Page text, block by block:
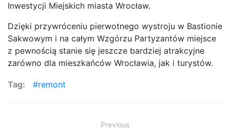
Inwestycji Miejskich miasta Wrocław.
Dzięki przywróceniu pierwotnego wystroju w Bastionie
Sakwowym i na całym Wzgórzu Partyzantów miejsce
z pewnością stanie się jeszcze bardziej atrakcyjne
zarówno dla mieszkańców Wrocławia, jak i turystów.
Tag: remont
Previous